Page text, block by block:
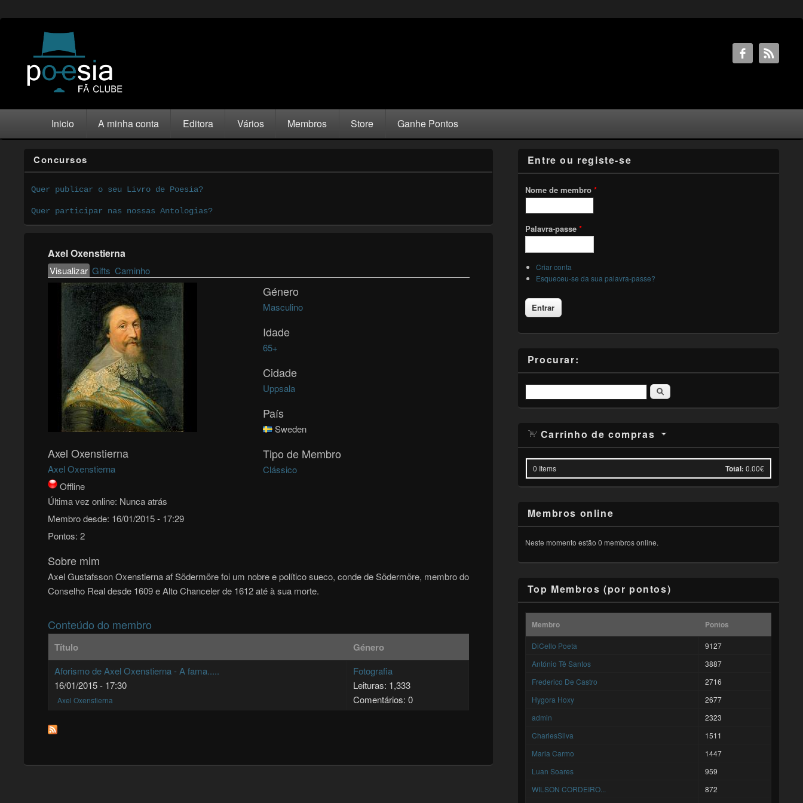
Inicio A minha conta Editora Vários Membros Store Ganhe Pontos
Concursos
Quer publicar o seu Livro de Poesia?
Quer participar nas nossas Antologias?
Axel Oxenstierna
Primary tabs
Visualizar(active tab)
Gifts Caminho
Axel Oxenstierna
Axel Oxenstierna
Offline
Última vez online: Nunca atrás
Membro desde: 16/01/2015 - 17:29
Pontos: 2
Género
Masculino
Idade
65+
Cidade
Uppsala
País
Sweden
Tipo de Membro
Clássico
Sobre mim
Axel Gustafsson Oxenstierna af Södermöre foi um nobre e político sueco, conde de Södermöre, membro do
Conselho Real desde 1609 e Alto Chanceler de 1612 até à sua morte.
Conteúdo do membro
Título Género
Aforismo de Axel Oxenstierna - A fama.....
16/01/2015 - 17:30
Axel Oxenstierna
Fotografia
Leituras: 1,333
Comentários: 0
Entre ou registe-se
Nome de membro *
Palavra-passe *
Criar conta
Esqueceu-se da sua palavra-passe?
Procurar:
Pesquisar
Carrinho de compras
0 Items Total: 0.00€
Membros online
Neste momento estão 0 membros online.
Top Membros (por pontos)
Membro Pontos
DiCello Poeta
9127
António Tê Santos
3887
Frederico De Castro
2716
Hygora Hoxy
2677
admin
2323
CharlesSilva
1511
Maria Carmo
1447
Luan Soares
959
WILSON CORDEIRO...
872